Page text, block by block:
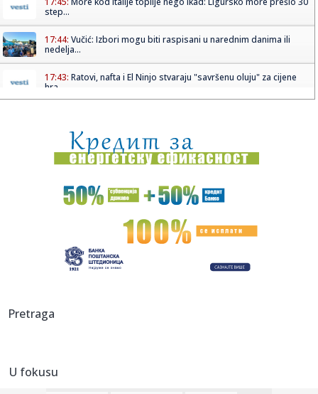
step...
17:44: Vučić: Izbori mogu biti raspisani u narednim danima ili
nedelja...
17:43: Ratovi, nafta i El Ninjo stvaraju "savršenu oluju" za cijene
hra...
17:42:Sombor: Sombor prvi dostigao 40 stepeni
17:40:KOSTIĆ SE VRATIO U HOLANDIJU: Srpski reprezentativac
potpisao za...
Forlan postao selektor dvostrukog šampiona sveta
17:38:Zvezdin bratski klub doveo Albanca! Navijači spremaju
vozača
17:31:
Pretraga
U fokusu